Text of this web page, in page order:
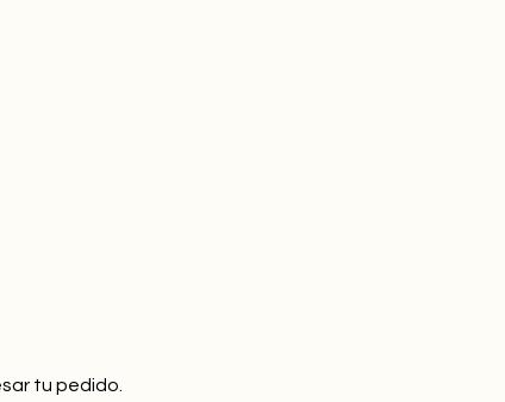
tu pedido.